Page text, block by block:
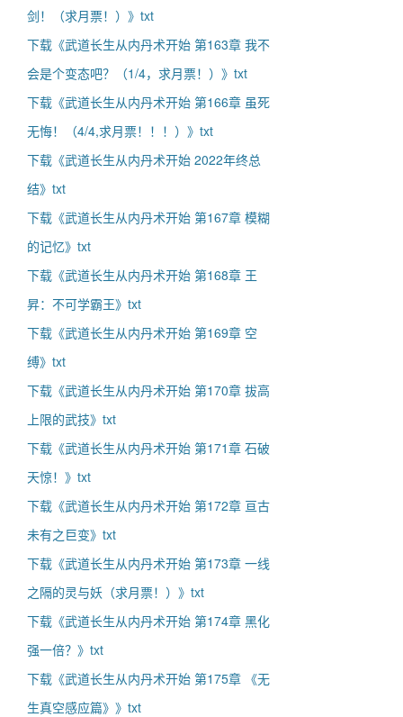
剑！（求月票！）》txt
下载《武道长生从内丹术开始 第163章 我不
会是个变态吧？（1/4，求月票！）》txt
下载《武道长生从内丹术开始 第166章 虽死
无悔！（4/4,求月票！！！）》txt
下载《武道长生从内丹术开始 2022年终总
结》txt
下载《武道长生从内丹术开始 第167章 模糊
的记忆》txt
下载《武道长生从内丹术开始 第168章 王
昇：不可学霸王》txt
下载《武道长生从内丹术开始 第169章 空
缚》txt
下载《武道长生从内丹术开始 第170章 拔高
上限的武技》txt
下载《武道长生从内丹术开始 第171章 石破
天惊！》txt
下载《武道长生从内丹术开始 第172章 亘古
未有之巨变》txt
下载《武道长生从内丹术开始 第173章 一线
之隔的灵与妖（求月票！）》txt
下载《武道长生从内丹术开始 第174章 黑化
强一倍？》txt
下载《武道长生从内丹术开始 第175章 《无
生真空感应篇》》txt